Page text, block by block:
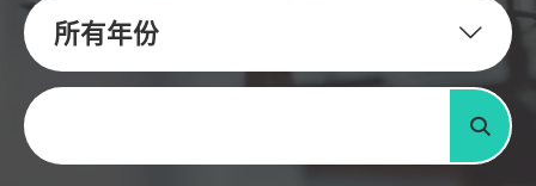
所有年份
关键字
搜寻